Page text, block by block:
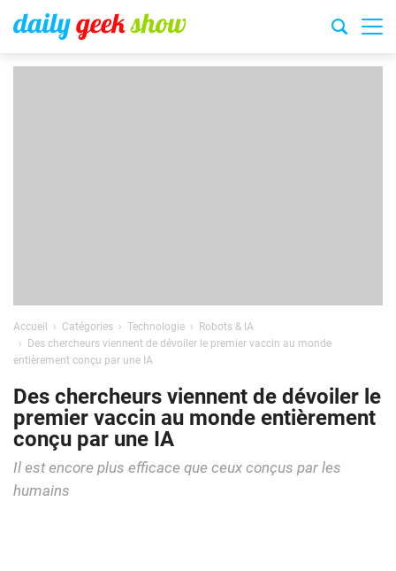
Accueil Catégories Technologie
Robots & IA
Des chercheurs viennent de dévoiler le premier vaccin au monde
entièrement conçu par une IA
Des chercheurs viennent de dévoiler le
premier vaccin au monde entièrement
conçu par une IA
Il est encore plus efficace que ceux conçus par les
humains